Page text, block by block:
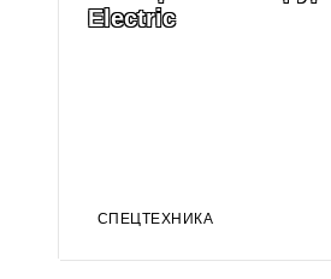
Electric
СПЕЦТЕХНИКА